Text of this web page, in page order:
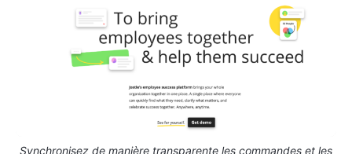
Synchronisez de manière transparente les commandes et les